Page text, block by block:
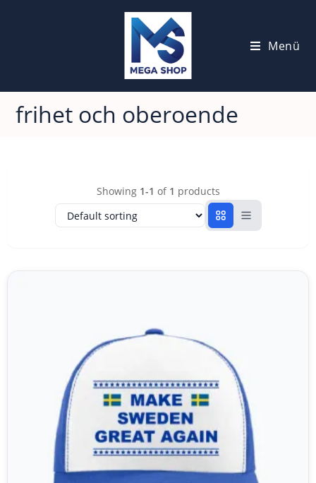
Menü
frihet och oberoende
Showing 1-1 of 1 products